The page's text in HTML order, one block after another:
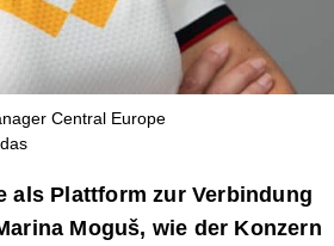
Central Europe
als Plattform zur Verbindung
Moguš, wie der Konzern